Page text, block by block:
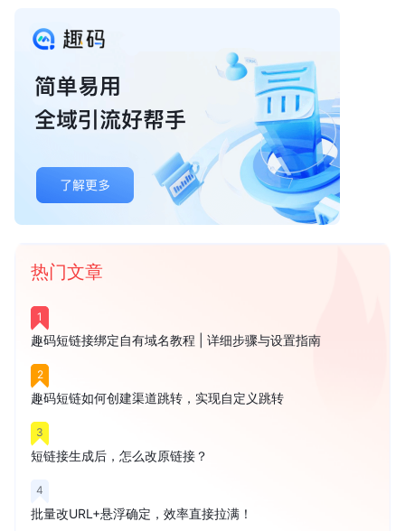
热门文章
1
趣码短链接绑定自有域名教程 | 详细步骤与设置指南
2
趣码短链如何创建渠道跳转，实现自定义跳转
3
短链接生成后，怎么改原链接？
4
批量改URL+悬浮确定，效率直接拉满！